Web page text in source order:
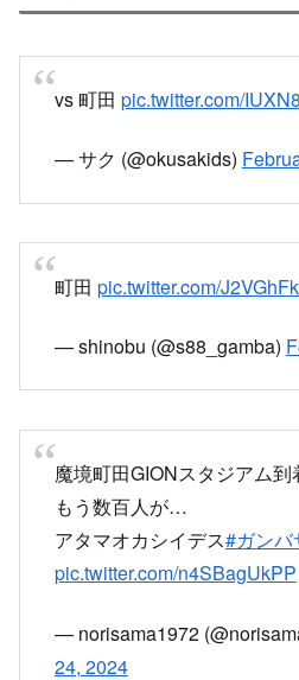
vs 町田 pic.twitter.com/
— サク (@okusakids)
町田 pic.twitter.com/
— shinobu (@s88_gamba)
魔境町田GIONスタジアム到
もう数百人が…
アタマオカシイデス#ガンバ
pic.twitter.com/n4SBagUkPP
— norisama1972
24, 2024